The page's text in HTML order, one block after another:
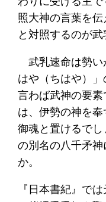
照大神の言葉を
と対照するのが武
武乳速命は勢い
はや（ちはや）」
言わば武神の要
は、伊勢の神を
御魂と置けるで
の別名の八千矛
か。
『日本書紀』で